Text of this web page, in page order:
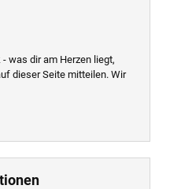
was dir am Herzen liegt,
dieser Seite mitteilen. Wir